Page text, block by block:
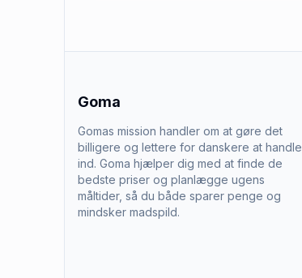
Goma
Gomas mission handler om at gøre det
billigere og lettere for danskere at handle
ind. Goma hjælper dig med at finde de
bedste priser og planlægge ugens
måltider, så du både sparer penge og
mindsker madspild.